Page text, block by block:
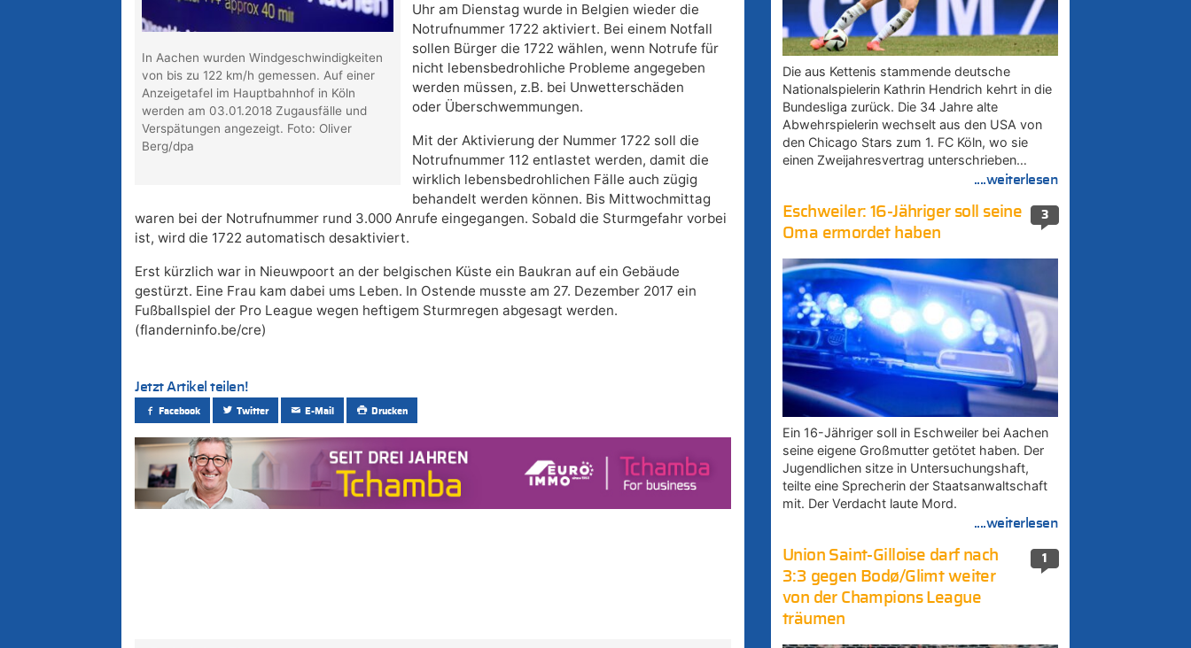
In Aachen wurden Windgeschwindigkeiten
von bis zu 122 km/h gemessen. Auf einer
Anzeigetafel im Hauptbahnhof in Köln
werden am 03.01.2018 Zugausfälle und
Verspätungen angezeigt. Foto: Oliver
Berg/dpa
Uhr am Dienstag wurde in Belgien wieder die
Notrufnummer 1722 aktiviert. Bei einem Notfall
sollen Bürger die 1722 wählen, wenn Notrufe für
nicht lebensbedrohliche Probleme angegeben
werden müssen, z.B. bei Unwetterschäden
oder Überschwemmungen.
Mit der Aktivierung der Nummer 1722 soll die
Notrufnummer 112 entlastet werden, damit die
wirklich lebensbedrohlichen Fälle auch zügig
behandelt werden können. Bis Mittwochmittag
waren bei der Notrufnummer rund 3.000 Anrufe eingegangen. Sobald die Sturmgefahr vorbei
ist, wird die 1722 automatisch desaktiviert.
Erst kürzlich war in Nieuwpoort an der belgischen Küste ein Baukran auf ein Gebäude
gestürzt. Eine Frau kam dabei ums Leben. In Ostende musste am 27. Dezember 2017 ein
Fußballspiel der Pro League wegen heftigem Sturmregen abgesagt werden.
(flanderninfo.be/cre)
Jetzt Artikel teilen!
Facebook Twitter E-Mail Drucken
Die aus Kettenis stammende deutsche
Nationalspielerin Kathrin Hendrich kehrt in die
Bundesliga zurück. Die 34 Jahre alte
Abwehrspielerin wechselt aus den USA von
den Chicago Stars zum 1. FC Köln, wo sie
einen Zweijahresvertrag unterschrieben…
....weiterlesen
3
Eschweiler: 16-Jähriger soll seine
Oma ermordet haben
Ein 16-Jähriger soll in Eschweiler bei Aachen
seine eigene Großmutter getötet haben. Der
Jugendlichen sitze in Untersuchungshaft,
teilte eine Sprecherin der Staatsanwaltschaft
mit. Der Verdacht laute Mord.
....weiterlesen
1
Union Saint-Gilloise darf nach
3:3 gegen Bodø/Glimt weiter
von der Champions League
träumen